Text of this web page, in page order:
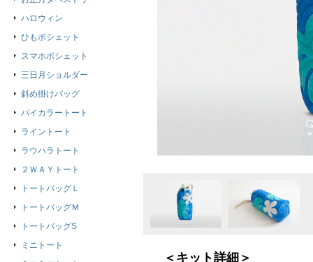
＜キット詳細＞
ハロウィン
ひもポシェット
スマホポシェット
三日月ショルダー
斜め掛けバッグ
バイカラートート
ライントート
ラウハラトート
２ＷＡＹトート
トートバッグＬ
トートバッグＭ
トートバッグS
ミニトート